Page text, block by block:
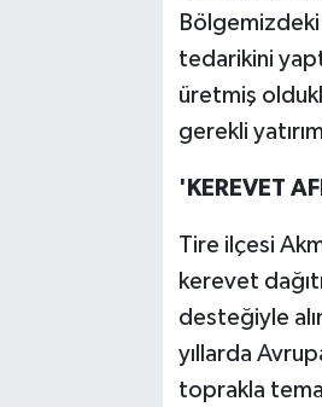
tedarikini
üretmiş
gerekli
'KEREVET
Tire ilçesi
kerevet
desteğiyle
yıllarda
toprakla